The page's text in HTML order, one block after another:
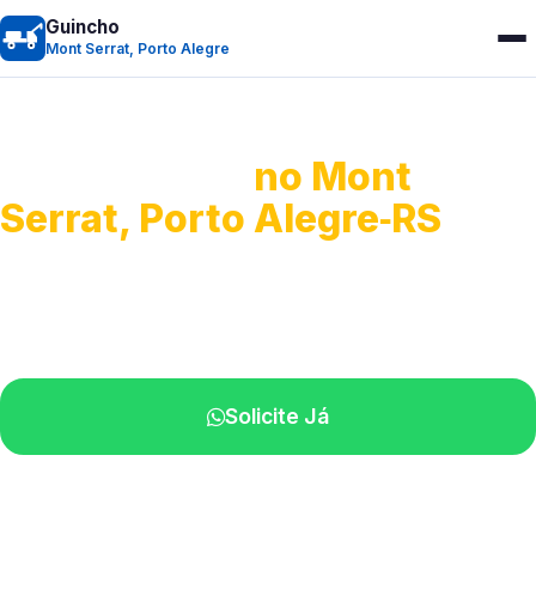
Guincho
Mont Serrat, Porto Alegre
no Mont
Serrat, Porto Alegre‑RS
Solicite Já